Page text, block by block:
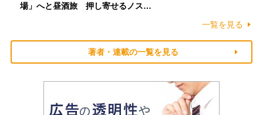
場」へと昼酒旅 押し寄せるノス…
一覧を見る
著者・連載の一覧を見る